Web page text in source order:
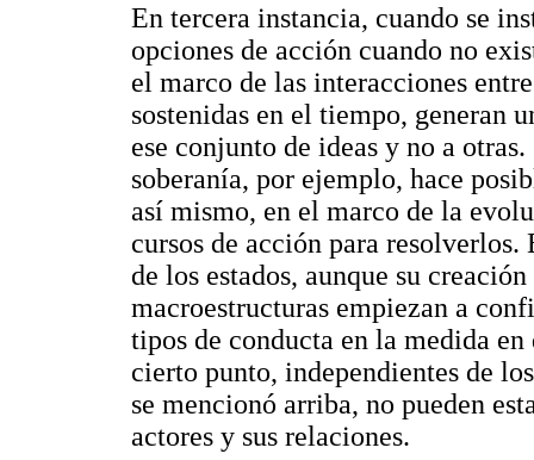
En tercera instancia, cuando se
opciones de acción cuando no
el marco de las interacciones
sostenidas en el tiempo, generan
ese conjunto de ideas y no a
soberanía, por ejemplo, hace
así mismo, en el marco de la
cursos de acción para
de los estados, aunque su
macroestructuras empiezan a
tipos de conducta en la medida
cierto punto, independientes de
se mencionó arriba, no pueden
actores y sus relaciones.